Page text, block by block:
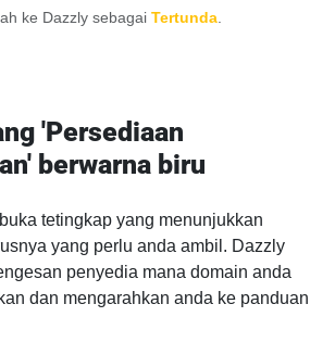
ke Dazzly sebagai Tertunda
'Persediaan
berwarna biru
tetingkap yang menunjukkan
yang perlu anda ambil. Dazzly
penyedia mana domain anda
dan mengarahkan anda ke panduan